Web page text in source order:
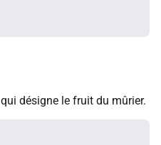
désigne le fruit du mûrier.